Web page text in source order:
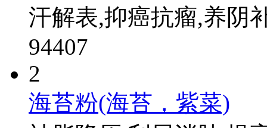
汗解表,抑癌抗瘤,养阴
94407
2
海苔粉(海苔，紫菜)